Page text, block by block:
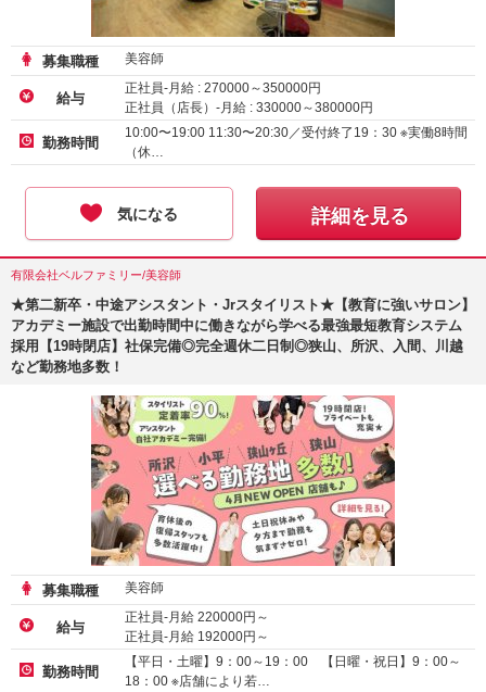
募集職種 美容師
給与
正社員-月給 : 270000～350000円
正社員（店長）-月給 : 330000～380000円
勤務時間
10:00〜19:00 11:30〜20:30／受付終了19：30 ※実働8時間
（休…
気になる 詳細を見る
有限会社ベルファミリー/美容師
★第二新卒・中途アシスタント・Jrスタイリスト★【教育に強いサロン】
アカデミー施設で出勤時間中に働きながら学べる最強最短教育システム
採用【19時閉店】社保完備◎完全週休二日制◎狭山、所沢、入間、川越
など勤務地多数！
募集職種 美容師
給与
正社員-月給 220000円～
正社員-月給 192000円～
勤務時間
【平日・土曜】9：00～19：00 【日曜・祝日】9：00～
18：00 ※店舗により若…